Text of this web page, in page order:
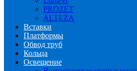
PROZET
ALTEZA
Вставки
Платформы
Обвод труб
Кольца
Освещение